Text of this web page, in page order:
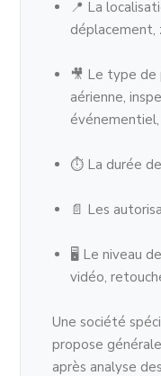
📍 La
déplacement,
🎥 Le type de
aérienne,
⏱ La durée
📄 Les
🖥 Le niveau
vidéo,
Une société
propose
après analyse